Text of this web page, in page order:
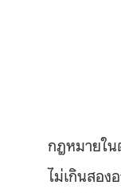
กฎหมายใน
ไม่เกินสอง